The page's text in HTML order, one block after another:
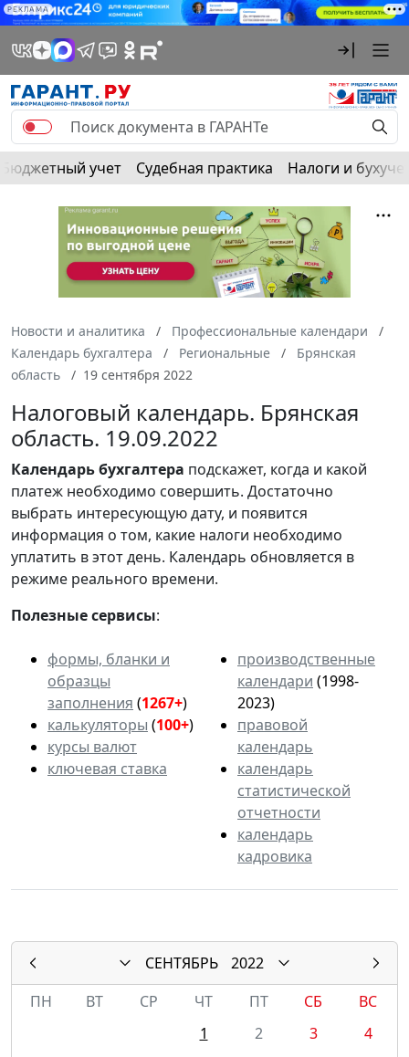
РЕКЛАМА
Бюджетный учет Судебная практика Налоги и
Новости и аналитика
Профессиональные календари
Календарь бухгалтера
Региональные
Брянская
область
19 сентября 2022
Налоговый календарь. Брянская
область. 19.09.2022
Календарьбухгалтера подскажет, когда и какой
платеж необходимо совершить. Достаточно
выбрать интересующую дату, и появится
информация о том, какие налоги необходимо
уплатить в этот день. Календарь обновляется в
режиме реального времени.
Полезные сервисы:
формы, бланки и
образцы
заполнения (1267+)
калькуляторы (100+)
курсы валют
ключевая ставка
производственные
календари (1998-
2023)
правовой
календарь
календарь
статистической
отчетности
календарь
кадровика
СЕНТЯБРЬ
2022
ПН
ВТ СР ЧТ ПТ СБ
ВС
1
2 3
4